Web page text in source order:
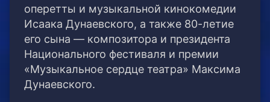
оперетты и музыкальной кинокомедии
Исаака Дунаевского, а также 80-летие
его сына — композитора и президента
Национального фестиваля и премии
«Музыкальное сердце театра» Максима
Дунаевского.